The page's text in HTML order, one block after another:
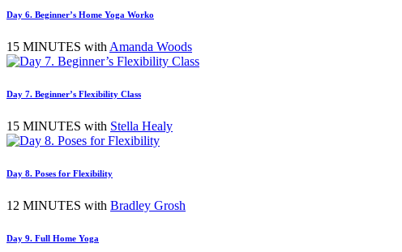
Day 6. Beginner’s Home Yoga Worko
15 MINUTES with Amanda Woods
Day 7. Beginner’s Flexibility Class
15 MINUTES with Stella Healy
Day 8. Poses for Flexibility
12 MINUTES with Bradley Grosh
Day 9. Full Home Yoga